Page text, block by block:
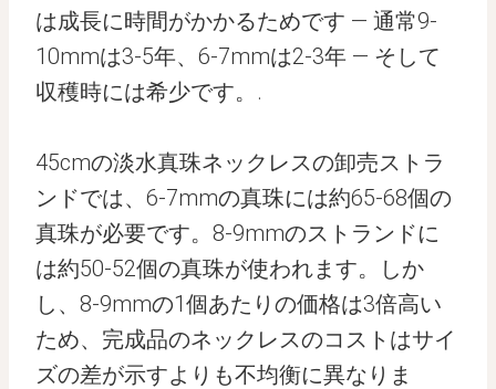
は成長に時間がかかるためです — 通常9-
10mmは3-5年、6-7mmは2-3年 — そして
収穫時には希少です。.
45cmの淡水真珠ネックレスの卸売ストラ
ンドでは、6-7mmの真珠には約65-68個の
真珠が必要です。8-9mmのストランドに
は約50-52個の真珠が使われます。しか
し、8-9mmの1個あたりの価格は3倍高い
ため、完成品のネックレスのコストはサイ
ズの差が示すよりも不均衡に異なりま